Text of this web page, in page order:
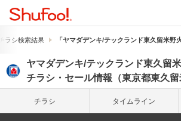
ラシ検索結果 「ヤマダデンキ/テックランド東久留米野
ヤマダデンキ/テックランド東久留
チラシ・セール情報（東京都東久留
チラシ タイム ライン